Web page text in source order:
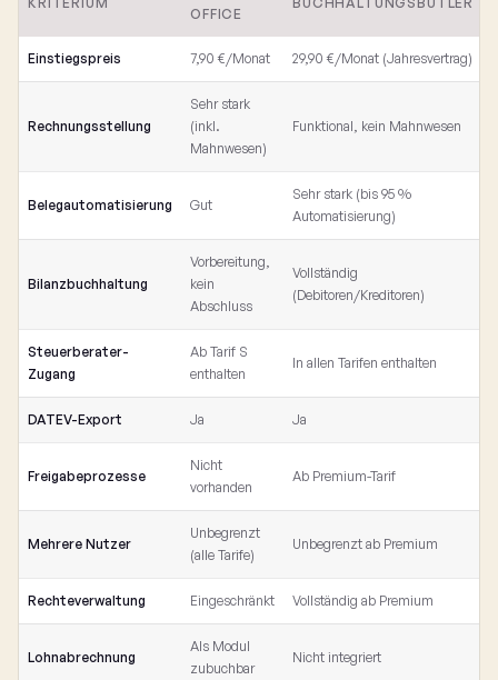
OFFICE
Einstiegspreis 7,90 €/Monat 29,90 €/Monat (Jahresvertrag)
Rechnungsstellung
Sehr stark
(inkl.
Mahnwesen)
Funktional, kein Mahnwesen
Belegautomatisierung Gut
Sehr stark (bis 95 %
Automatisierung)
Bilanzbuchhaltung
Vorbereitung,
kein
Abschluss
Vollständig
(Debitoren/Kreditoren)
Steuerberater-
Zugang
Ab Tarif S
enthalten
In allen Tarifen enthalten
DATEV-Export Ja Ja
Freigabeprozesse
Nicht
vorhanden
Ab Premium-Tarif
Mehrere Nutzer
Unbegrenzt
(alle Tarife)
Unbegrenzt ab Premium
Rechteverwaltung Eingeschränkt Vollständig ab Premium
Lohnabrechnung
Als Modul
zubuchbar
Nicht integriert